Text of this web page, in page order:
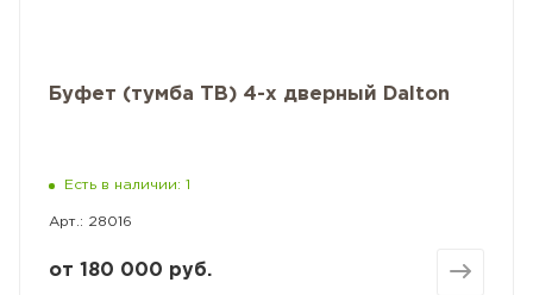
Буфет (тумба ТВ) 4-х дверный Dalton
Есть в наличии: 1
Арт.: 28016
от 180 000 руб.